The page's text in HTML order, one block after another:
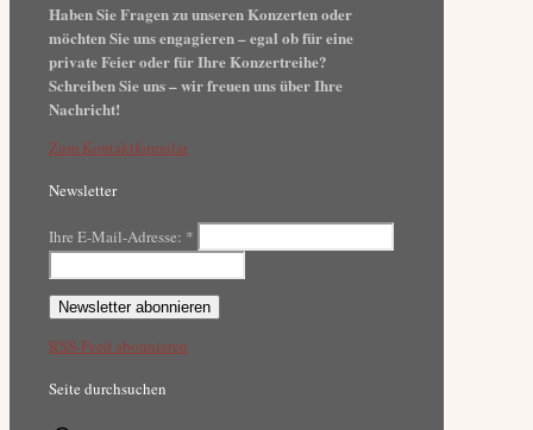
Haben Sie Fragen zu unseren Konzerten oder
möchten Sie uns engagieren – egal ob für eine
private Feier oder für Ihre Konzertreihe?
Schreiben Sie uns – wir freuen uns über Ihre
Nachricht!
Zum Kontaktformular
Newsletter
Ihre E-Mail-Adresse: *
RSS-Feed abonnieren
Seite durchsuchen